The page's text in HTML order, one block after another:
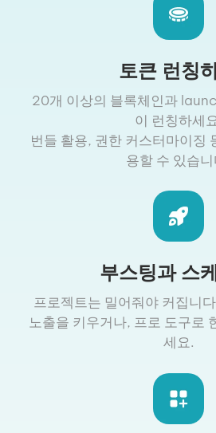
토큰 런칭
20개 이상의 블록체인과
이 런칭하세
번들 활용, 권한 커스터마이징
용할 수 있습니
부스팅과 스
프로젝트는 밀어줘야 커집니
노출을 키우거나, 프로 도구로
세요.